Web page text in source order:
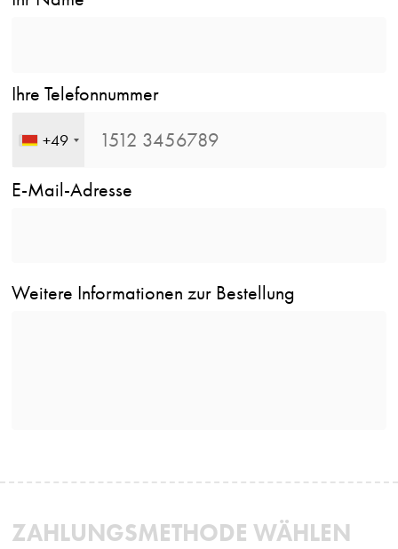
Ihre Telefonnummer
+49
E-Mail-Adresse
Weitere Informationen zur Bestellung
ZAHLUNGSMETHODE WÄHLEN